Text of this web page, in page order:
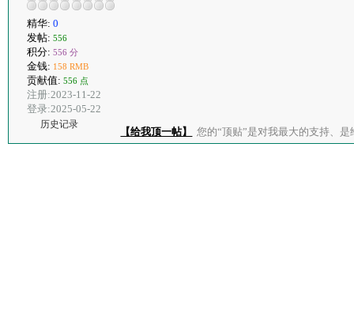
精华: 0
发帖: 556
积分: 556 分
金钱: 158 RMB
贡献值: 556 点
注册:2023-11-22
登录:2025-05-22
历史记录
【给我顶一帖】 您的“顶贴”是对我最大的支持、